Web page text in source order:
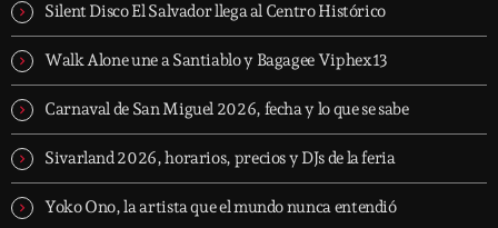
Silent Disco El Salvador llega al Centro Histórico
Walk Alone une a Santiablo y Bagagee Viphex13
Carnaval de San Miguel 2026, fecha y lo que se sabe
Sivarland 2026, horarios, precios y DJs de la feria
Yoko Ono, la artista que el mundo nunca entendió